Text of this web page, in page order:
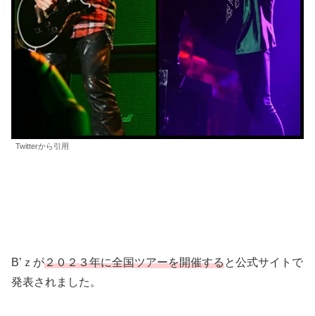
Twitterから引用
B’ｚが２０２３年に全国ツアーを開催すると公式サイトで
発表されました。